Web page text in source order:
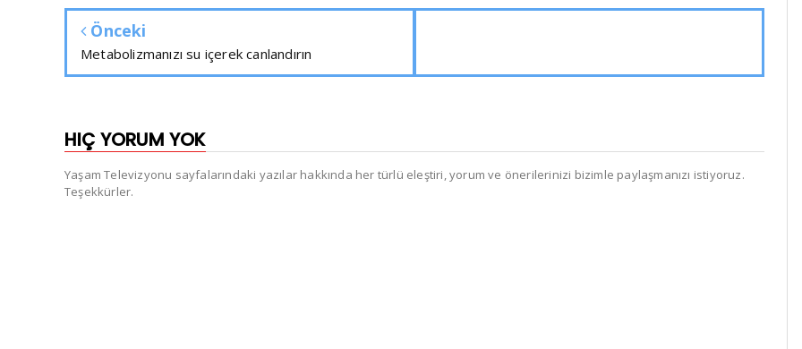
Önceki
Metabolizmanızı su içerek canlandırın
HIÇ YORUM YOK
Yaşam Televizyonu sayfalarındaki yazılar hakkında her türlü eleştiri, yorum ve önerilerinizi bizimle paylaşmanızı istiyoruz.
Teşekkürler.